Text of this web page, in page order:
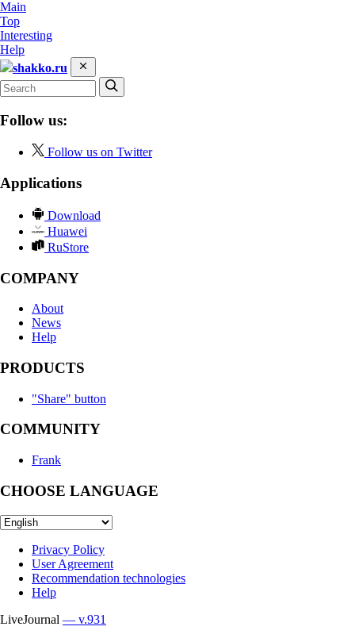
Main
Top
Interesting
Help
shakko.ru
Follow us:
Follow us on Twitter
Applications
Download
Huawei
RuStore
COMPANY
About
News
Help
PRODUCTS
"Share" button
COMMUNITY
Frank
CHOOSE LANGUAGE
Privacy Policy
User Agreement
Recommendation technologies
Help
LiveJournal — v.931